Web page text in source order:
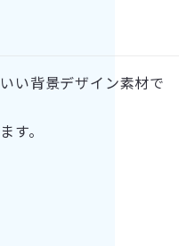
い背景デザイン素材で
す。